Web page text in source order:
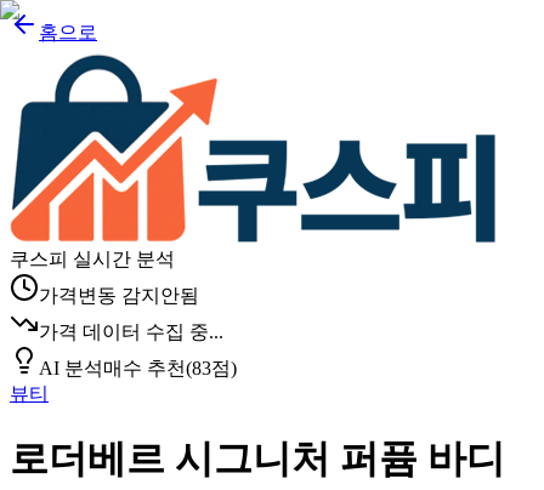
홈으로
쿠스피 실시간 분석
가격변동 감지안됨
가격 데이터 수집 중...
AI 분석매수 추천(83점)
뷰티
로더베르 시그니처 퍼퓸 바디